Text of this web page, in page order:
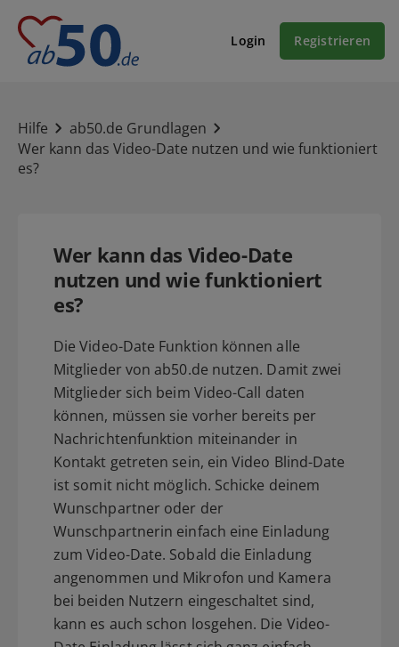
Login Registrieren
Hilfe
ab50.de Grundlagen
Wer kann das Video-Date nutzen und wie funktioniert
es?
Wer kann das Video-Date
nutzen und wie funktioniert
es?
Die Video-Date Funktion können alle
Mitglieder von ab50.de nutzen. Damit zwei
Mitglieder sich beim Video-Call daten
können, müssen sie vorher bereits per
Nachrichtenfunktion miteinander in
Kontakt getreten sein, ein Video Blind-Date
ist somit nicht möglich. Schicke deinem
Wunschpartner oder der
Wunschpartnerin einfach eine Einladung
zum Video-Date. Sobald die Einladung
angenommen und Mikrofon und Kamera
bei beiden Nutzern eingeschaltet sind,
kann es auch schon losgehen. Die Video-